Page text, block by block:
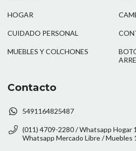
HOGAR
CUIDADO PERSONAL
MUEBLES Y COLCHONES
Contacto
5491164825487
(011) 4709-2280 / Whatsapp Hogar
Whatsapp Mercado Libre / Muebles